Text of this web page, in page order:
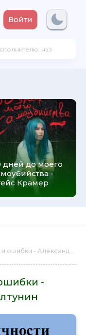
Войти
дней до моего
-
Крамер
Алтунин 📕 - Книга онлайн бесплатно
-